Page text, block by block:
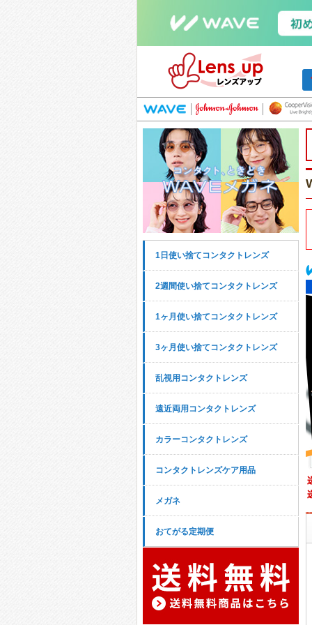
1日使い捨てコンタクトレンズ
2週間使い捨てコンタクトレンズ
1ヶ月使い捨てコンタクトレンズ
3ヶ月使い捨てコンタクトレンズ
乱視用コンタクトレンズ
遠近両用コンタクトレンズ
カラーコンタクトレンズ
コンタクトレンズケア用品
メガネ
おてがる定期便